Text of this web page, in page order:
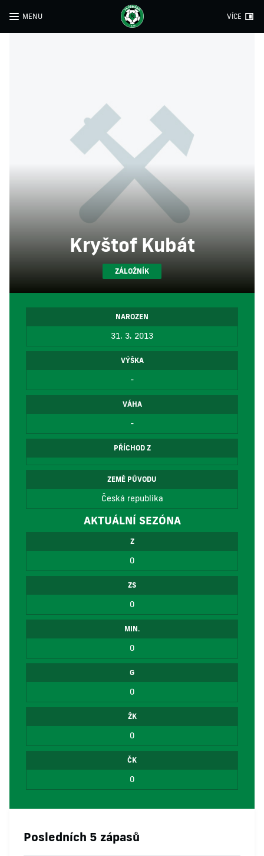
MENU VÍCE
Kryštof Kubát
ZÁLOŽNÍK
NAROZEN
31. 3. 2013
VÝŠKA
-
VÁHA
-
PŘÍCHOD Z
ZEMĚ PŮVODU
Česká republika
AKTUÁLNÍ SEZÓNA
Z
0
ZS
0
MIN.
0
G
0
ŽK
0
ČK
0
Posledních 5 zápasů